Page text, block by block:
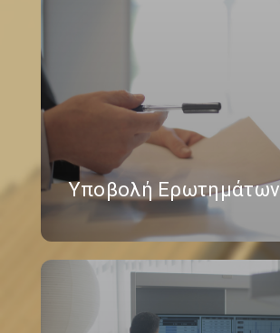
Υποβολή Ερωτημάτων